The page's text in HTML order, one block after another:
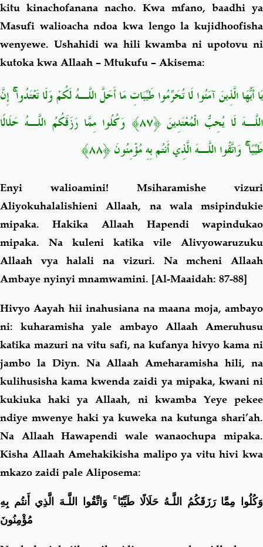
kitu kinachofanana nacho. Kwa mfano, baadhi ya
Masufi walioacha ndoa kwa lengo la kujidhoofisha
wenyewe. Ushahidi wa hili kwamba ni upotovu ni
kutoka kwa Allaah – Mtukufu – Akisema:
يَا أَيُّهَا الَّذِينَ آمَنُوا لَا تُحَرِّمُوا طَيِّبَاتِ مَا أَحَلَّ اللَّـهُ لَكُمْ وَلَا تَعْتَدُوا ۚ إِنَّ
اللَّـهَ لَا يُحِبُّ الْمُعْتَدِينَ ﴿٨٧﴾ وَكُلُوا مِمَّا رَزَقَكُمُ اللَّـهُ حَلَالًا
طَيِّبًا ۚ وَاتَّقُوا اللَّـهَ الَّذِي أَنتُم بِهِ مُؤْمِنُونَ ﴿٨٨﴾
Enyi walioamini! Msiharamishe vizuri
Aliyokuhalalishieni Allaah, na wala msipindukie
mipaka. Hakika Allaah Hapendi wapindukao
mipaka. Na kuleni katika vile Alivyowaruzuku
Allaah vya halali na vizuri. Na mcheni Allaah
Ambaye nyinyi mnamwamini. [Al-Maaidah: 87-88]
Hivyo Aayah hii inahusiana na maana moja, ambayo
ni: kuharamisha yale ambayo Allaah Ameruhusu
katika mazuri na vitu safi, na kufanya hivyo kama ni
jambo la Diyn. Na Allaah Ameharamisha hili, na
kulihusisha kama kwenda zaidi ya mipaka, kwani ni
kukiuka haki ya Allaah, ni kwamba Yeye pekee
ndiye mwenye haki ya kuweka na kutunga shari’ah.
Na Allaah Hawapendi wale wanaochupa mipaka.
Kisha Allaah Amehakikisha malipo ya vitu hivi kwa
mkazo zaidi pale Aliposema:
وَكُلُوا مِمَّا رَزَقَكُمُ اللَّـهُ حَلَالًا طَيِّبًاۚ وَاتَّقُوا اللَّـهَ الَّذِي أَنتُم بِهِ
مُؤْمِنُونَ